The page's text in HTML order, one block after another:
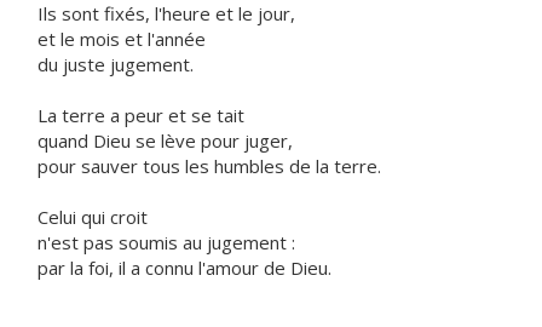
Ils sont fixés, l'heure et le jour,
et le mois et l'année
du juste jugement.
La terre a peur et se tait
quand Dieu se lève pour juger,
pour sauver tous les humbles de la terre.
Celui qui croit
n'est pas soumis au jugement :
par la foi, il a connu l'amour de Dieu.